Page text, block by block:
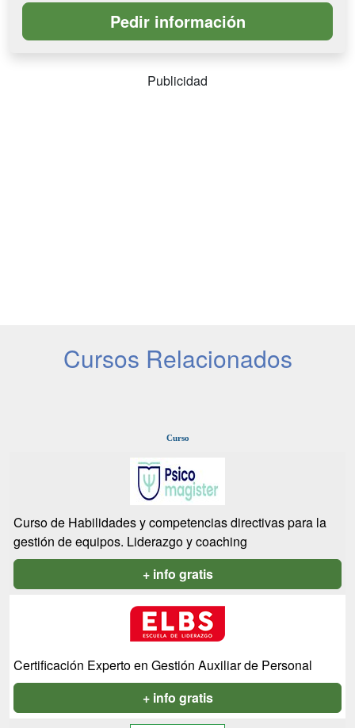
Publicidad
Cursos Relacionados
Curso
Curso de Habilidades y competencias directivas para la
gestión de equipos. Liderazgo y coaching
+ info gratis
Certificación Experto en Gestión Auxiliar de Personal
+ info gratis